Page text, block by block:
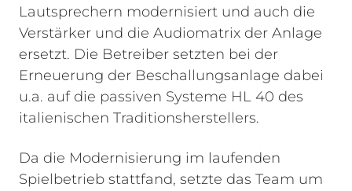
Lautsprechern modernisiert und auch die
Verstärker und die Audiomatrix der Anlage
ersetzt. Die Betreiber setzten bei der
Erneuerung der Beschallungsanlage dabei
u.a. auf die passiven Systeme HL 40 des
italienischen Traditionsherstellers.
Da die Modernisierung im laufenden
Spielbetrieb stattfand, setzte das Team um